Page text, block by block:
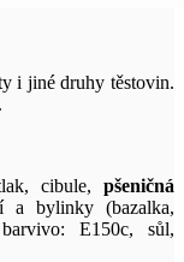
i jiné druhy těstovin.
cibule, pšeničná
a bylinky (bazalka,
E150c, sůl,